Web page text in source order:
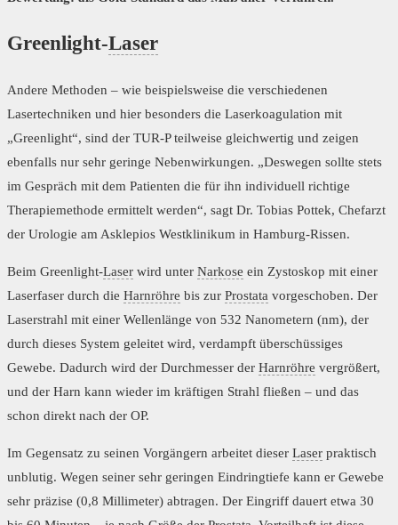
Greenlight-Laser
Andere Methoden – wie beispielsweise die verschiedenen
Lasertechniken und hier besonders die Laserkoagulation mit
„Greenlight“, sind der TUR-P teilweise gleichwertig und zeigen
ebenfalls nur sehr geringe Nebenwirkungen. „Deswegen sollte stets
im Gespräch mit dem Patienten die für ihn individuell richtige
Therapiemethode ermittelt werden“, sagt Dr. Tobias Pottek, Chefarzt
der Urologie am Asklepios Westklinikum in Hamburg-Rissen.
Beim Greenlight-Laser wird unter Narkose ein Zystoskop mit einer
Laserfaser durch die Harnröhre bis zur Prostata vorgeschoben. Der
Laserstrahl mit einer Wellenlänge von 532 Nanometern (nm), der
durch dieses System geleitet wird, verdampft überschüssiges
Gewebe. Dadurch wird der Durchmesser der Harnröhre vergrößert,
und der Harn kann wieder im kräftigen Strahl fließen – und das
schon direkt nach der OP.
Im Gegensatz zu seinen Vorgängern arbeitet dieser Laser praktisch
unblutig. Wegen seiner sehr geringen Eindringtiefe kann er Gewebe
sehr präzise (0,8 Millimeter) abtragen. Der Eingriff dauert etwa 30